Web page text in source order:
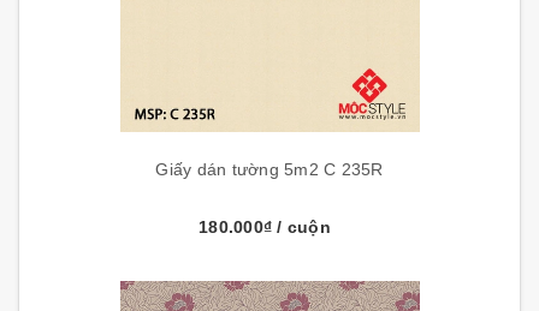
Giấy dán tường 5m2 C 235R
180.000₫/ cuộn